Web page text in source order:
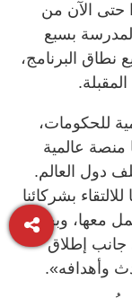
حتى الآن من
بسبع
نطاق البرنامج،
للحكومات،
منصة عالمية
دول العالم.
بشركائنا
معها، وبحث
جانب إطلاق
وأهدافه».